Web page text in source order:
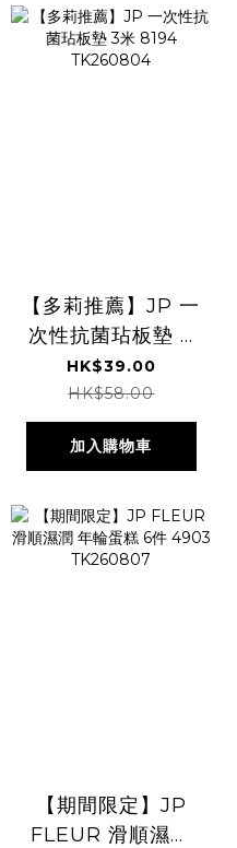
【多莉推薦】JP 一
次性抗菌玷板墊 3
米 8194
TK260804
HK$39.00
HK$58.00
加入購物車
【期間限定】JP
FLEUR 滑順濕潤